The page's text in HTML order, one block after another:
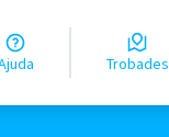
Ajuda Trobades